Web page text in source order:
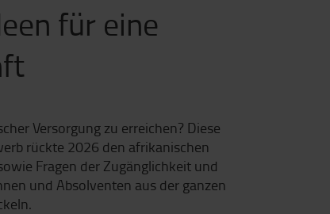
für eine
Versorgung zu erreichen? Diese
rückte 2026 den afrikanischen
Fragen der Zugänglichkeit und
und Absolventen aus der ganzen